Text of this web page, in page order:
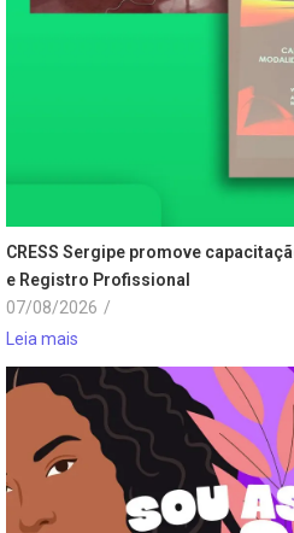
CRESS Sergipe promove
e Registro Profissional
07/08/2026 /
Leia mais